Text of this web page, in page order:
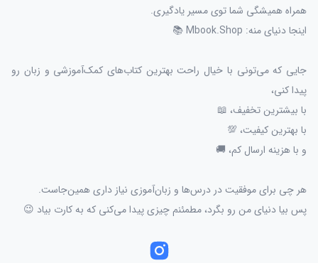
همراه همیشگی شما توی مسیر یادگیری.
اینجا دنیای منه: Mbook.Shop 📚
جایی که می‌تونی با خیال راحت بهترین کتاب‌های کمک‌آموزشی و زبان رو
پیدا کنی،
با بیشترین تخفیف، 📖
با بهترین کیفیت، 💯
و با هزینه ارسال کم، 🚚
هر چی برای موفقیت در درس‌ها و زبان‌آموزی نیاز داری همین‌جاست.
پس بیا دنیای من رو بگرد، مطمئنم چیزی پیدا می‌کنی که به کارت بیاد 😉